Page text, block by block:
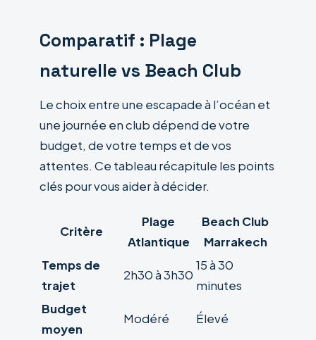
Comparatif : Plage
naturelle vs Beach Club
Le choix entre une escapade à l’océan et
une journée en club dépend de votre
budget, de votre temps et de vos
attentes. Ce tableau récapitule les points
clés pour vous aider à décider.
Critère
Plage
Atlantique
Beach Club
Marrakech
Temps de
trajet
2h30 à 3h30
15 à 30
minutes
Budget
moyen
Modéré Élevé